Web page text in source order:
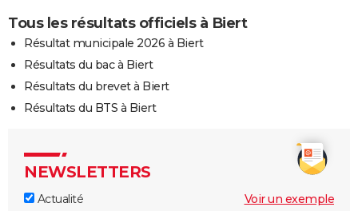
Tous les résultats officiels à Biert
Résultat municipale 2026 à Biert
Résultats du bac à Biert
Résultats du brevet à Biert
Résultats du BTS à Biert
NEWSLETTERS
Actualité
Voir un exemple